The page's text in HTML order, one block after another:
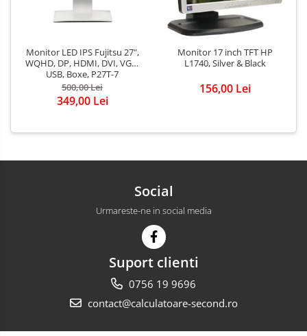
Monitor LED IPS Fujitsu 27",
WQHD, DP, HDMI, DVI, VGA,
USB, Boxe, P27T-7
500,00 Lei
349,00 Lei
Monitor 17 inch TFT HP
L1740, Silver & Black
156,00 Lei
Social
Urmareste-ne in social media
Suport clienti
0756 19 9696
contact@calculatoare-second.ro